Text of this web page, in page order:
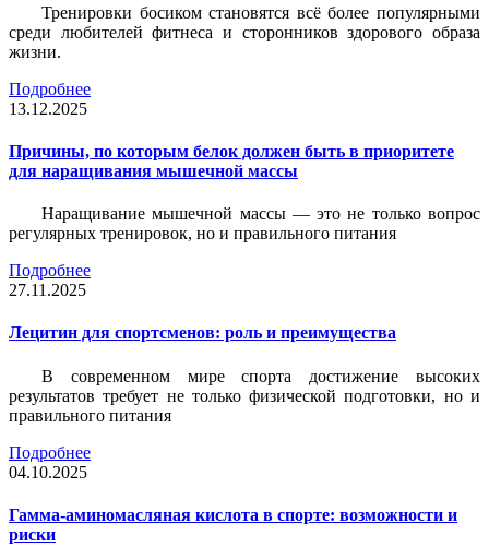
Тренировки босиком становятся всё более популярными
среди любителей фитнеса и сторонников здорового образа
жизни.
Подробнее
13.12.2025
Причины, по которым белок должен быть в приоритете
для наращивания мышечной массы
Наращивание мышечной массы — это не только вопрос
регулярных тренировок, но и правильного питания
Подробнее
27.11.2025
Лецитин для спортсменов: роль и преимущества
В современном мире спорта достижение высоких
результатов требует не только физической подготовки, но и
правильного питания
Подробнее
04.10.2025
Гамма-аминомасляная кислота в спорте: возможности и
риски